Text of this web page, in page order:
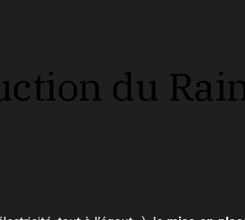
du